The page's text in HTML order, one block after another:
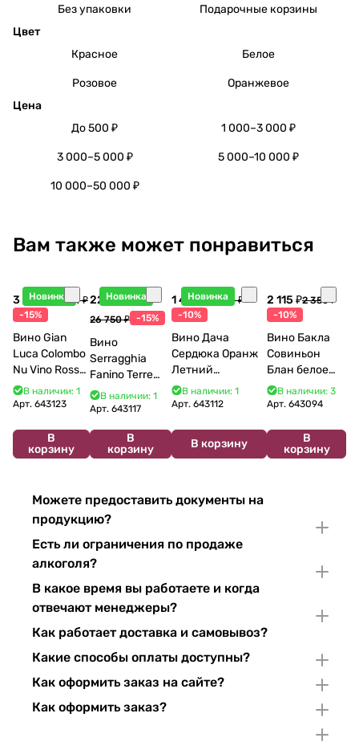
Без упаковки
Подарочные корзины
Цвет
Красное
Белое
Розовое
Оранжевое
Цена
До 500 ₽
1 000–3 000 ₽
3 000–5 000 ₽ 5 000–10 000 ₽
10 000–50 000 ₽
Вам также может понравиться
Новинка
3 998 ₽4 704 ₽
-15%
Вино Gian
Luca Colombo
Nu Vino Rosso
2025 750 мл
В наличии: 1
Арт. 643123
В
корзину
Новинка
22 738 ₽
26 750 ₽ -15%
Вино
Serragghia
Fanino Terre
Siciliane IGP
2022 750 мл
В наличии: 1
Арт.643117
В
корзину
Новинка
1 440 ₽1 600 ₽
-10%
Вино Дача
Сердюка Оранж
Летний
Сибирьковый
2024 750 мл
В наличии: 1
Арт. 643112
В корзину
2 115 ₽2 350 ₽
-10%
Вино Бакла
Совиньон
Блан белое
сухое 750 мл
12%
В наличии: 3
Арт.643094
В
корзину
Можете предоставить документы на
продукцию?
Есть ли ограничения по продаже
алкоголя?
В какое время вы работаете и когда
отвечают менеджеры?
Как работает доставка и самовывоз?
Какие способы оплаты доступны?
Как оформить заказ на сайте?
Как оформить заказ?